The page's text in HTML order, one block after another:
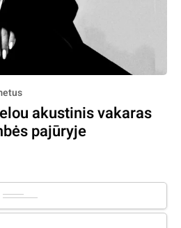
akustinis vakaras
pajūryje